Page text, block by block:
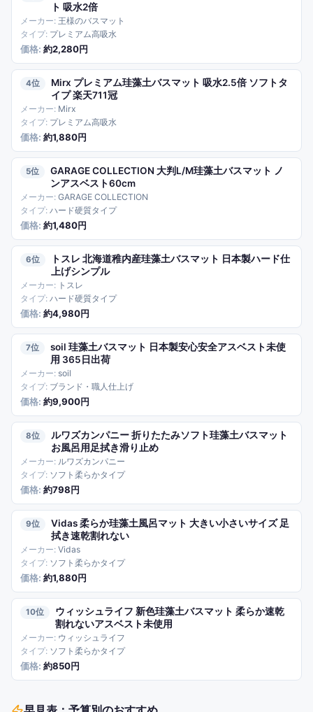
ト 吸水2倍
王様のバスマット
プレミアム高吸水
約2,280円
4
Mirx プレミアム珪藻土バスマット 吸水2.5倍 ソフトタ
イプ 楽天711冠
Mirx
プレミアム高吸水
約1,880円
5
GARAGE COLLECTION 大判L/M珪藻土バスマット ノ
ンアスベスト60cm
GARAGE COLLECTION
ハード硬質タイプ
約1,480円
6
トスレ 北海道稚内産珪藻土バスマット 日本製ハード仕
上げシンプル
トスレ
ハード硬質タイプ
約4,980円
7
soil 珪藻土バスマット 日本製安心安全アスベスト未使
用 365日出荷
soil
ブランド・職人仕上げ
約9,900円
8
ルワズカンパニー 折りたたみソフト珪藻土バスマット
お風呂用足拭き滑り止め
ルワズカンパニー
ソフト柔らかタイプ
約798円
9
Vidas 柔らか珪藻土風呂マット 大きい小さいサイズ 足
拭き速乾割れない
Vidas
ソフト柔らかタイプ
約1,880円
10
ウィッシュライフ 新色珪藻土バスマット 柔らか速乾
割れないアスベスト未使用
ウィッシュライフ
ソフト柔らかタイプ
約850円